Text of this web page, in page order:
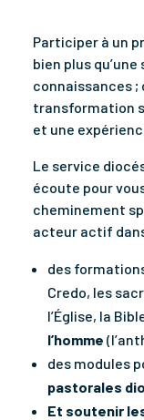
Participer à un
bien plus
connaissances ;
transformation
et une
Le service
écoute pour
cheminement
acteur actif
des
Credo, les
l’Église, la
l’homme
des modules
pastorales
Et soutenir